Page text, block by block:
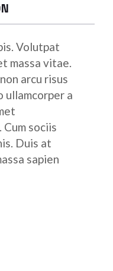
Volutpat
massa vitae.
arcu risus
ullamcorper a
sociis
Duis at
sapien